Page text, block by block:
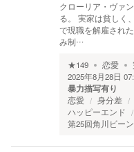
クローリア・ヴァ
る。 実家は貧しく
で現職を解雇され
み制…
★149 恋愛
2025年8月28日
暴力描写有り
恋愛 身分差
ハッピーエンド
第25回角川ビー